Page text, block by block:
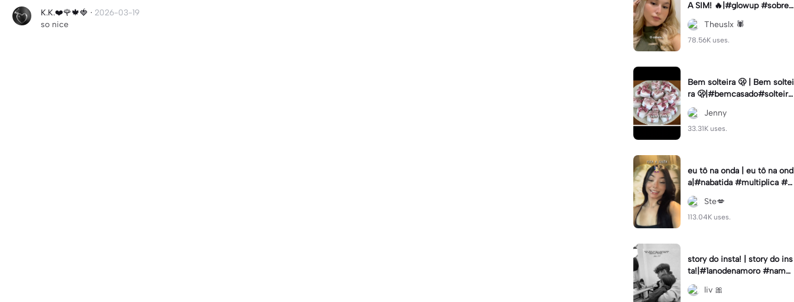
K.K.❤️🌹🍁🍓 · 2026-03-19
so nice
A SIM! 🔥|#glowup #sobre
mim #viralcut #importasi
m ✨ Theuslx 🕷️
78.56K uses.
Bem solteira 🫢 | Bem soltei
ra 🫢|#bemcasado#solteira
#trendtiktok#i5#viral
Jenny
33.31K uses.
eu tô na onda | eu tô na ond
a|#nabatida #multiplica #e
feitos #efeitoscapcut #vira
lcut
Ste💋
113.04K uses.
story do insta! | story do ins
ta!|#1anodenamoro #namor
o #storynamorados
liv 🎀